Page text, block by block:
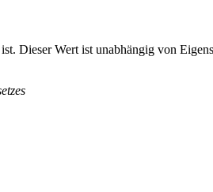
Dieser Wert ist unabhängig von